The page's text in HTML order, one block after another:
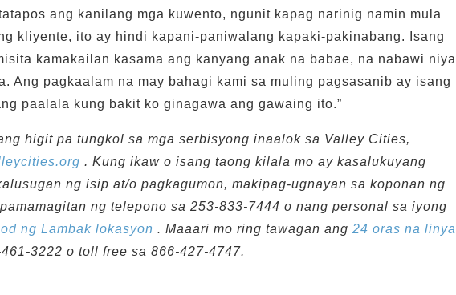
ang kanilang mga kuwento, ngunit kapag narinig namin mula
kliyente, ito ay hindi kapani-paniwalang kapaki-pakinabang. Isang
kamakailan kasama ang kanyang anak na babae, na nabawi niya
Ang pagkaalam na may bahagi kami sa muling pagsasanib ay isang
paalala kung bakit ko ginagawa ang gawaing ito.”
higit pa tungkol sa mga serbisyong inaalok sa Valley Cities,
. Kung ikaw o isang taong kilala mo ay kasalukuyang
ng isip at/o pagkagumon, makipag-ugnayan sa koponan ng
ng telepono sa 253-833-7444 o nang personal sa iyong
ng Lambak lokasyon . Maaari mo ring tawagan ang 24 oras na linya
3222 o toll free sa 866-427-4747.